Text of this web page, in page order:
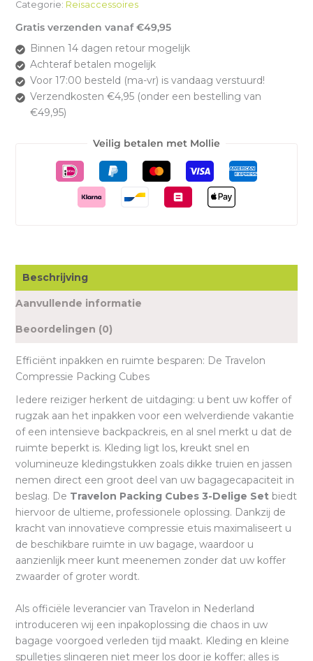
Categorie: Reisaccessoires
Gratis verzenden vanaf €49,95
Binnen 14 dagen retour mogelijk
Achteraf betalen mogelijk
Voor 17:00 besteld (ma-vr) is vandaag verstuurd!
Verzendkosten €4,95 (onder een bestelling van
€49,95)
Veilig betalen met Mollie
Beschrijving
Aanvullende informatie
Beoordelingen (0)
Efficiënt inpakken en ruimte besparen: De Travelon
Compressie Packing Cubes
Iedere reiziger herkent de uitdaging: u bent uw koffer of
rugzak aan het inpakken voor een welverdiende vakantie
of een intensieve backpackreis, en al snel merkt u dat de
ruimte beperkt is. Kleding ligt los, kreukt snel en
volumineuze kledingstukken zoals dikke truien en jassen
nemen direct een groot deel van uw bagagecapaciteit in
beslag. De Travelon Packing Cubes 3-Delige Set biedt
hiervoor de ultieme, professionele oplossing. Dankzij de
kracht van innovatieve compressie etuis maximaliseert u
de beschikbare ruimte in uw bagage, waardoor u
aanzienlijk meer kunt meenemen zonder dat uw koffer
zwaarder of groter wordt.
Als officiële leverancier van Travelon in Nederland
introduceren wij een inpakoplossing die chaos in uw
bagage voorgoed verleden tijd maakt. Kleding en kleine
spulletjes slingeren niet meer los door je koffer; alles is